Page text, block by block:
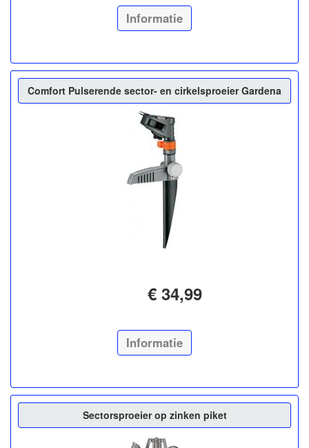
Informatie
Comfort Pulserende sector- en cirkelsproeier Gardena
€ 34,99
Informatie
Sectorsproeier op zinken piket